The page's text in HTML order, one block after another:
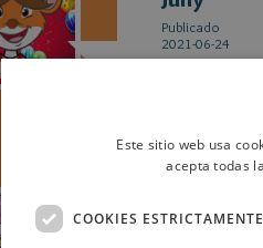
Publicado
2021-06-24
Este sitio web usa
acepta todas
COOKIES